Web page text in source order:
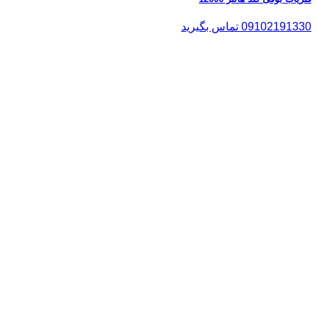
09102191330 تماس بگیرید